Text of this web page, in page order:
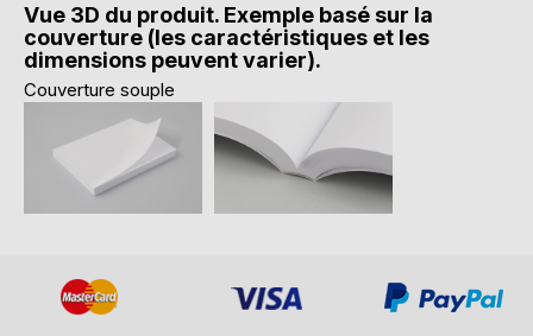
Vue 3D du produit. Exemple basé sur la
couverture (les caractéristiques et les
dimensions peuvent varier).
Couverture souple